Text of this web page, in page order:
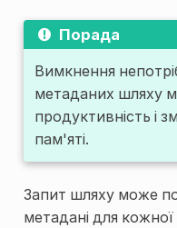
Порада
Вимкнення
метаданих шляху
продуктивність і
пам'яті.
Запит шляху може
метадані для